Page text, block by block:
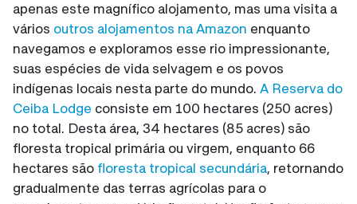
apenas este magnífico alojamento, mas uma visita a
vários outros alojamentos na Amazon enquanto
navegamos e exploramos esse rio impressionante,
suas espécies de vida selvagem e os povos
indígenas locais nesta parte do mundo. A Reserva do
Ceiba Lodge consiste em 100 hectares (250 acres)
no total. Desta área, 34 hectares (85 acres) são
floresta tropical primária ou virgem, enquanto 66
hectares são floresta tropical secundária, retornando
gradualmente das terras agrícolas para o